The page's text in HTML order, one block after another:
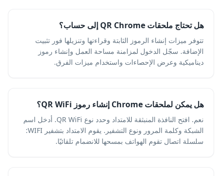
هل تحتاج ملحقات QR Chrome إلى حساب؟
تتوفر ميزات إنشاء الرموز الثابتة وقراءتها وتنزيلها فور تثبيت
الإضافة. سجّل الدخول لمزامنة مساحة العمل وإنشاء رموز
ديناميكية وعرض الإحصاءات واستخدام ميزات الفرق.
هل يمكن لملحقات Chrome إنشاء رموز QR WiFi؟
نعم. افتح النافذة المنبثقة للامتداد وحدد نوع QR WiFi. أدخل اسم
الشبكة وكلمة المرور ونوع التشفير. يقوم الامتداد بتشفير WIFI:
سلسلة اتصال تقوم الهواتف بمسحها للانضمام تلقائيًا.